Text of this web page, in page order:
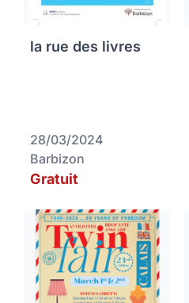
la rue des livres
28/03/2024
Barbizon
Gratuit